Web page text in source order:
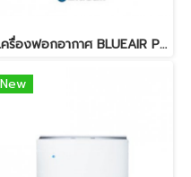
เครื่องฟอกอากาศ BLUEAIR PRO L
New